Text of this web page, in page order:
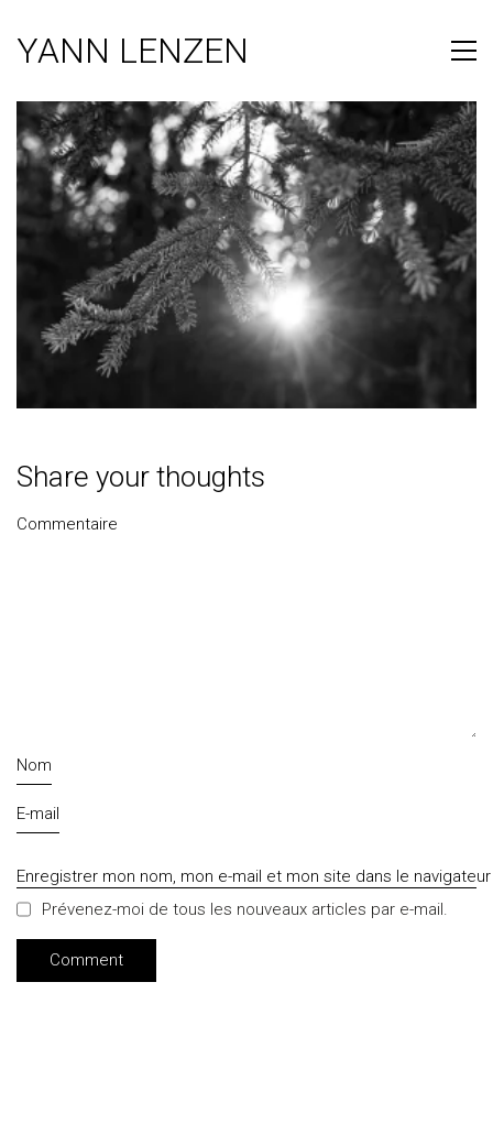
YANN LENZEN
Share your thoughts
Commentaire
Nom
E-mail
Enregistrer mon nom, mon e-mail et mon site dans le
Prévenez-moi de tous les nouveaux articles par e-mail.